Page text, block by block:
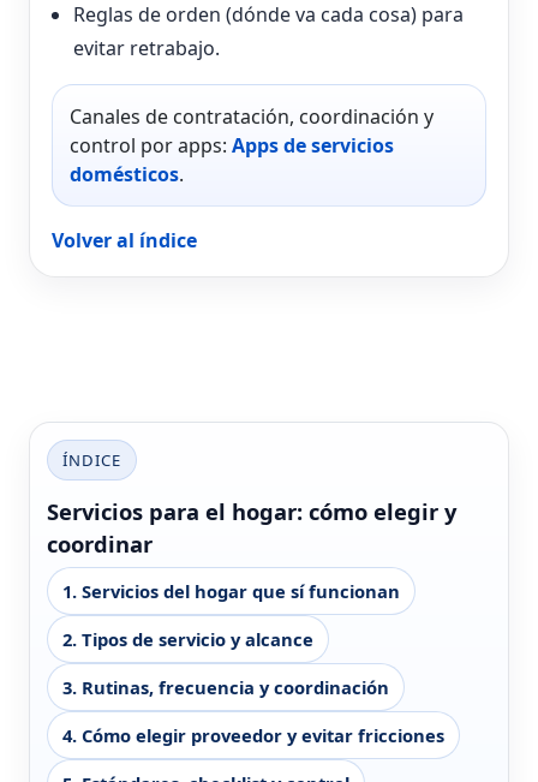
Reglas de orden (dónde va cada cosa) para
evitar retrabajo.
Canales de contratación, coordinación y
control por apps: Apps de servicios
domésticos.
Volver al índice
ÍNDICE
Servicios para el hogar: cómo elegir y
coordinar
1. Servicios del hogar que sí funcionan
2. Tipos de servicio y alcance
3. Rutinas, frecuencia y coordinación
4. Cómo elegir proveedor y evitar fricciones